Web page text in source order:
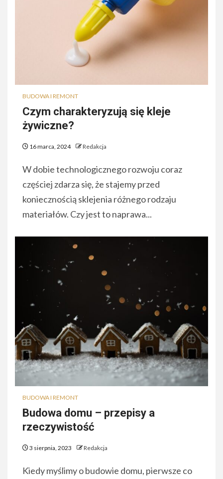
BUDOWA I REMONT
Czym charakteryzują się kleje
żywiczne?
16 marca, 2024 Redakcja
W dobie technologicznego rozwoju coraz
częściej zdarza się, że stajemy przed
koniecznością sklejenia różnego rodzaju
materiałów. Czy jest to naprawa...
BUDOWA I REMONT
Budowa domu – przepisy a
rzeczywistość
3 sierpnia, 2023 Redakcja
Kiedy myślimy o budowie domu, pierwsze co